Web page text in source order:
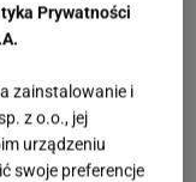
Prywatności
zainstalowanie i
z o.o., jej
urządzeniu
swoje preferencje